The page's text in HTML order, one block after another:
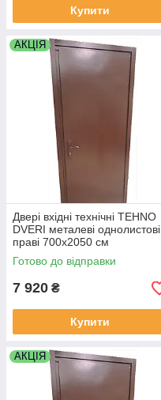
Купити
АКЦІЯ
Двері вхідні технічні TEHNO
DVERI металеві однолистові
праві 700х2050 см
Коричневий
Готово до відправки
7 920 ₴
Купити
АКЦІЯ